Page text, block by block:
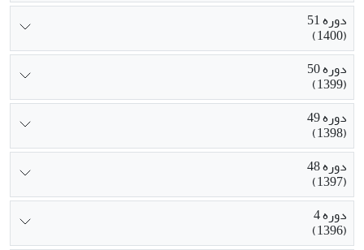
دوره 51
(1400)
دوره 50
(1399)
دوره 49
(1398)
دوره 48
(1397)
دوره 4
(1396)